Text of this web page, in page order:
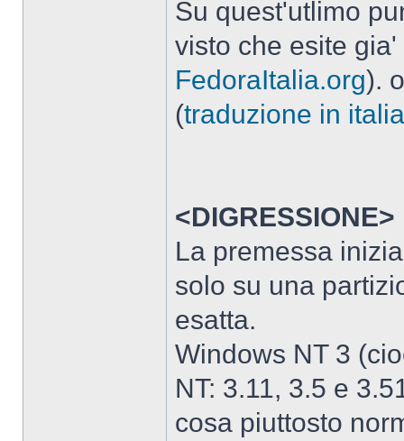
Su quest'utlimo
visto che esite gia'
FedoraItalia.org).
(traduzione in
<DIGRESSIONE>
La premessa
solo su una
esatta.
Windows NT 3
NT: 3.11, 3.5 e
cosa piuttosto